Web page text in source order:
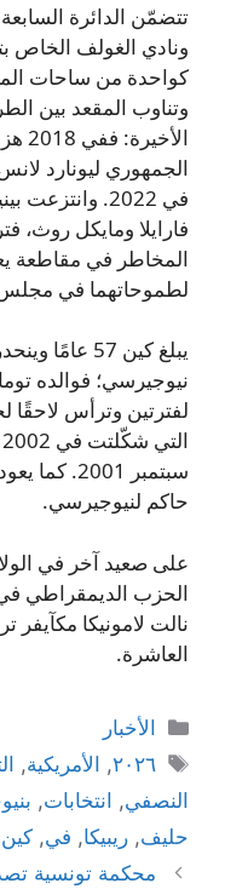
تتضمّن الدائرة
ونادي الغولف الخاص
كواحدة من ساحات
وتناوب المقعد بين
الجمهوري ليونارد
في 2022.
فارايلا ومايكل روث،
المخاطر في مقاطعة
لطموحاتهما في
يبلغ كين 57
نيوجيرسي؛ فوالده
سبتمبر
حاكم لنيوجيرسي.
على صعيد آخر في
الحزب الديمقراطي
نالت لامونيكا مكآيفر
العاشرة.
التصنيفات
الأخبار
الوسوم
٢٠٢٦, الأمريكية,
النصفي, انتخابات,
حليف, ريبيكا, في, كين
محكمة تونسية